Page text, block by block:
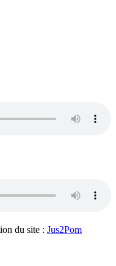
du site : Jus2Pom